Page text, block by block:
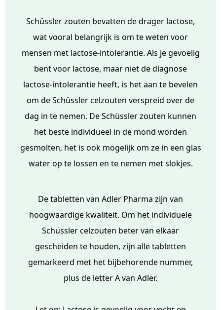
Schüssler zouten bevatten de drager lactose,
wat vooral belangrijk is om te weten voor
mensen met lactose-intolerantie. Als je gevoelig
bent voor lactose, maar niet de diagnose
lactose-intolerantie heeft, is het aan te bevelen
om de Schüssler celzouten verspreid over de
dag in te nemen. De Schüssler zouten kunnen
het beste individueel in de mond worden
gesmolten, het is ook mogelijk om ze in een glas
water op te lossen en te nemen met slokjes.
De tabletten van Adler Pharma zijn van
hoogwaardige kwaliteit. Om het individuele
Schüssler celzouten beter van elkaar
gescheiden te houden, zijn alle tabletten
gemarkeerd met het bijbehorende nummer,
plus de letter A van Adler.